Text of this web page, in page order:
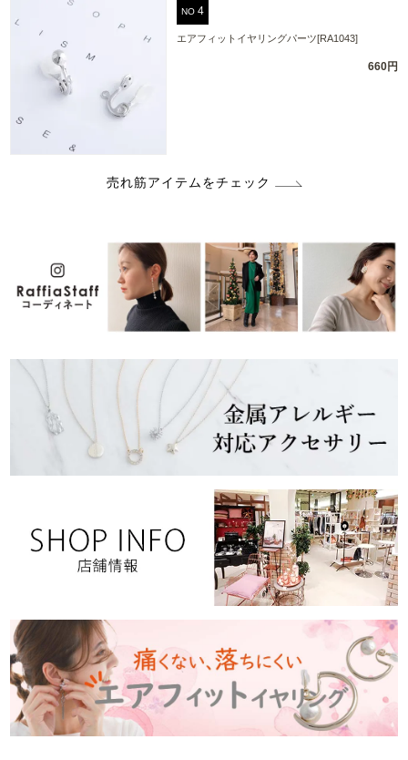
NO
エアフィットイヤリングパーツ[RA1043]
660円
売れ筋アイテムをチェック